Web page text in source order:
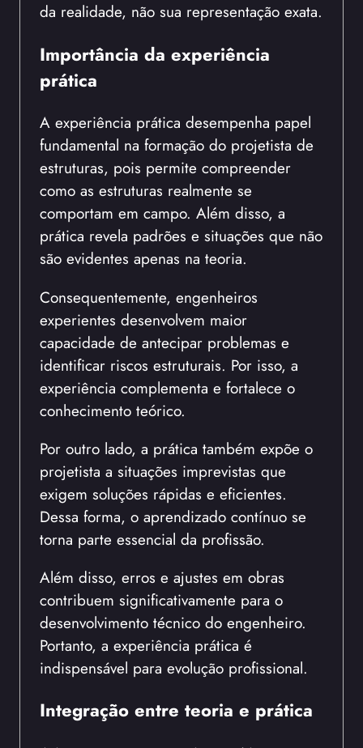
da realidade, não sua representação exata.
Importância da experiência
prática
A experiência prática desempenha papel
fundamental na formação do projetista de
estruturas, pois permite compreender
como as estruturas realmente se
comportam em campo. Além disso, a
prática revela padrões e situações que não
são evidentes apenas na teoria.
Consequentemente, engenheiros
experientes desenvolvem maior
capacidade de antecipar problemas e
identificar riscos estruturais. Por isso, a
experiência complementa e fortalece o
conhecimento teórico.
Por outro lado, a prática também expõe o
projetista a situações imprevistas que
exigem soluções rápidas e eficientes.
Dessa forma, o aprendizado contínuo se
torna parte essencial da profissão.
Além disso, erros e ajustes em obras
contribuem significativamente para o
desenvolvimento técnico do engenheiro.
Portanto, a experiência prática é
indispensável para evolução profissional.
Integração entre teoria e prática